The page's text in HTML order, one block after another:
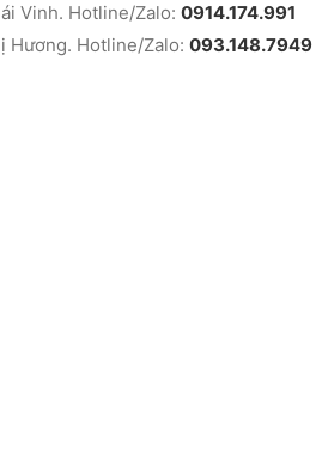
Vinh. Hotline/Zalo: 0914.174.991
Hương. Hotline/Zalo: 093.148.7949